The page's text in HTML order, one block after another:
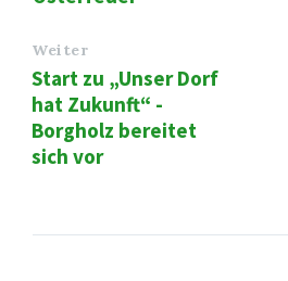
Weiter
Start zu „Unser Dorf
hat Zukunft“ -
Borgholz bereitet
sich vor